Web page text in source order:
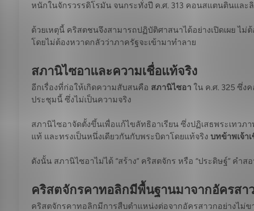
หนักในจักรวรรดิโรมัน จนกระทั่งปี ค.ศ. 313 คอนสแตนตินและ
ด้วยเหตุนี้ คริสตชนจึงสามารถปฏิบัติศาสนาได้อย่างเปิดเผย ไม่
โดยไม่ต้องหวาดกลัวว่าภาครัฐจะเข้ามาทำลาย
สภานิไซอาและความเชื่อแท้จริง
อีกเรื่องที่ก่อให้เกิดความสับสนคือ สภานิไซอา ใน ค.ศ. 325 ซึ่ง
ประชุมนี้ ซึ่งไม่เป็นความจริง
สภานิไซอาจัดตั้งขึ้นเพื่อแก้ไขลัทธิอาเรียน ซึ่งปฏิเสธพระเทว
แท้ และทรงเป็นหนึ่งเดียวกันกับพระบิดาโดยแท้จริง บทข้าพเจ้า
ดังนั้น สภานิไซอาไม่ได้ “สร้าง” คริสตจักร หรือ “ประดิษฐ์” ค
คริสตจักรคาทอลิกมีพื้นฐานมาจากอัครสา
คริสตจักรคาทอลิกมีการสืบตำแหน่งต่อจากอัครสาวกอย่างไม่